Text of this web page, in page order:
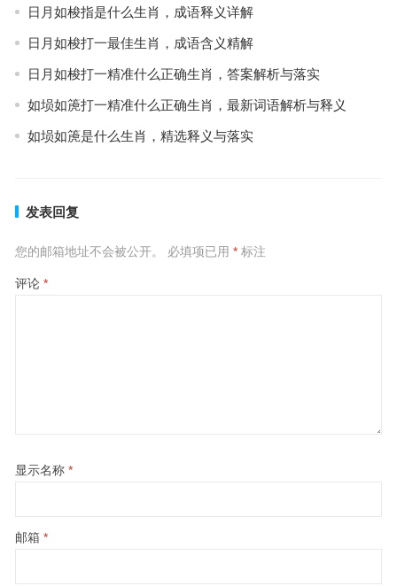
日月如梭指是什么生肖，成语释义详解
日月如梭打一最佳生肖，成语含义精解
日月如梭打一精准什么正确生肖，答案解析与落实
如埙如箎打一精准什么正确生肖，最新词语解析与释义
如埙如箎是什么生肖，精选释义与落实
发表回复
您的邮箱地址不会被公开。 必填项已用 *标注
评论 *
显示名称 *
邮箱 *